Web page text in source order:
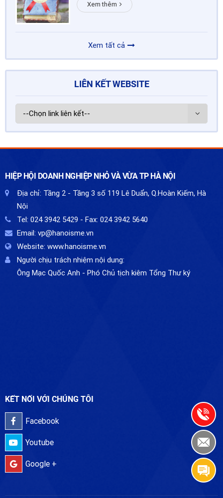
Xem thêm
Xem tất cả
LIÊN KẾT WEBSITE
HIỆP HỘI DOANH NGHIỆP NHỎ VÀ VỪA TP HÀ NỘI
Địa chỉ: Tầng 2 - Tầng 3 số 119 Lê Duẩn, Q.Hoàn Kiếm, Hà
Nội
Tel: 024 3942 5429 - Fax: 024 3942 5640
Email: vp@hanoisme.vn
Website: www.hanoisme.vn
Người chịu trách nhiệm nội dung:
Ông Mạc Quốc Anh - Phó Chủ tịch kiêm Tổng Thư ký
KẾT NỐI VỚI CHÚNG TÔI
Facebook
Youtube
Google +